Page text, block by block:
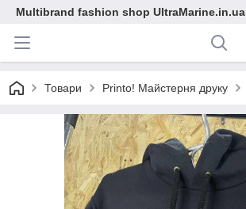
Multibrand fashion shop UltraMarine.in.ua
Товари Printo! Майстерня друку